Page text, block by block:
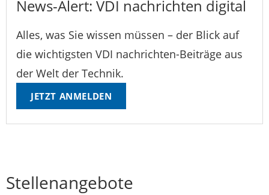
News-Alert: VDI nachrichten digital
Alles, was Sie wissen müssen – der Blick auf
die wichtigsten VDI nachrichten-Beiträge aus
der Welt der Technik.
JETZT ANMELDEN
Stellenangebote